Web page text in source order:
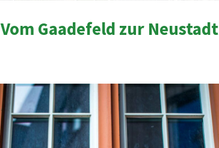
Vom Gaadefeld zur Neustadt